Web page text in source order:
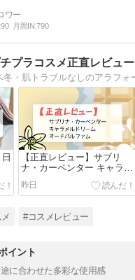
月間IN:790
プラコスメ正直レビュー
【正直レビュー】サブリ
ナ・カーペンター キャラメ
ルドリーム オードパルファ
ム
昨日
#コスメレビュー
イント
に合わせた多彩な使用感